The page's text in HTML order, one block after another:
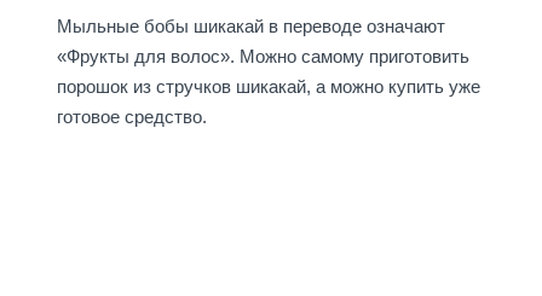
Мыльные бобы шикакай в переводе означают
«Фрукты для волос». Можно самому приготовить
порошок из стручков шикакай, а можно купить уже
готовое средство.